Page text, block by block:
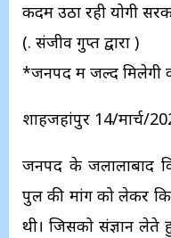
कदम उठा रही योगी
(. संजीव गुप्त द्वारा )
*जनपद में जल्द मिलेगी
शाहजहांपुर 14/मार्च/
जनपद के जलालाबाद
पुल की मांग को लेकर
थी। जिसको संज्ञान लेते